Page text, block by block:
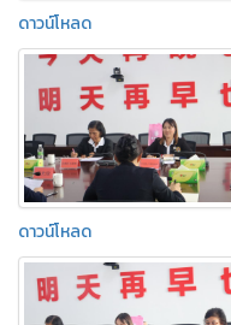
ดาวน์โหลด
ดาวน์โหลด